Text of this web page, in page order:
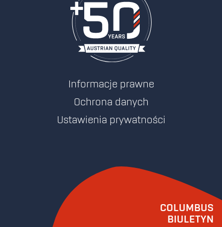
Informacje prawne
Ochrona danych
Ustawienia prywatności
COLUMBUS
BIULETYN